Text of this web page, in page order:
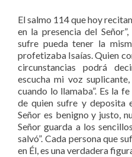
El salmo 114 que hoy
en la presencia del
sufre pueda tener la
profetizaba Isaías. Quien
circunstancias podrá
escucha mi voz
cuando lo llamaba”. Es la
de quien sufre y deposita
Señor es benigno y justo,
Señor guarda a los
salvó”. Cada persona que
en Él, es una verdadera